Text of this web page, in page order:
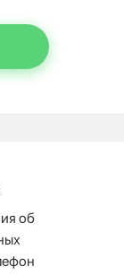
об